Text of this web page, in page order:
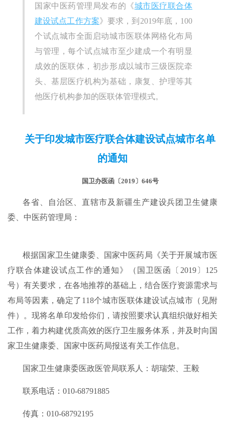
国家中医药管理局发布的《城市医疗联合体
建设试点工作方案》要求，到2019年底，100
个试点城市全面启动城市医联体网格化布局
与管理，每个试点城市至少建成一个有明显
成效的医联体，初步形成以城市三级医院牵
头、基层医疗机构为基础，康复、护理等其
他医疗机构参加的医联体管理模式。
关于印发城市医疗联合体建设试点城市名单
的通知
国卫办医函〔2019〕646号
各省、自治区、直辖市及新疆生产建设兵团卫生健康
委、中医药管理局：
根据国家卫生健康委、国家中医药局《关于开展城市医
疗联合体建设试点工作的通知》（国卫医函〔2019〕125
号）有关要求，在各地推荐的基础上，结合医疗资源需求与
布局等因素，确定了118个城市医联体建设试点城市（见附
件）。现将名单印发给你们，请按照要求认真组织做好相关
工作，着力构建优质高效的医疗卫生服务体系，并及时向国
家卫生健康委、国家中医药局报送有关工作信息。
国家卫生健康委医政医管局联系人：胡瑞荣、王毅
联系电话：010-68791885
传真：010-68792195